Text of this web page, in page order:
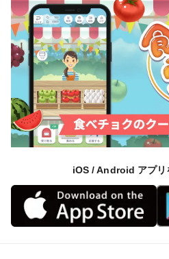
iOS / Android アプリ